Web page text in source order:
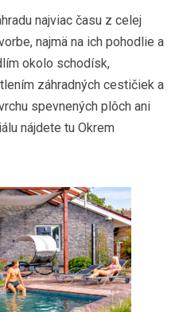
najviac času z celej
najmä na ich pohodlie a
okolo schodísk,
záhradných cestičiek a
spevnených plôch ani
nájdete tu Okrem